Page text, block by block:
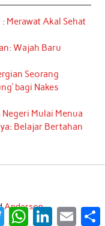
Merawat Akal Sehat
Wajah Baru
Seorang
bagi Nakes
Mulai Menua
Belajar Bertahan
Anderson.
TwitterWhatsApp
LinkedInEmail